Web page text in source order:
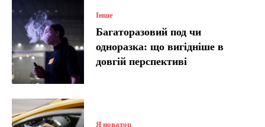
Інше
Багаторазовий под чи
одноразка: що вигідніше в
довгій перспективі
Я новатор